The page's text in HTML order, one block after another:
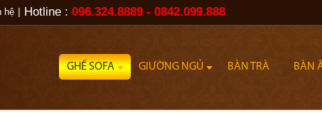
GHẾ SOFA GIƯỜNG NGỦ BÀN TRÀ BÀN
hệ Hotline : 096.324.8889 - 0842.099.888